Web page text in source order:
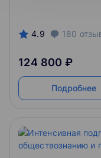
4.9 180
124 800 ₽
Подробнее